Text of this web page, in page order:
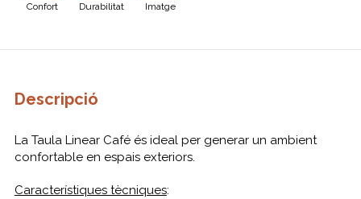
Confort Durabilitat Imatge
Descripció
La Taula Linear Café és ideal per generar un ambient
confortable en espais exteriors.
Característiques tècniques: